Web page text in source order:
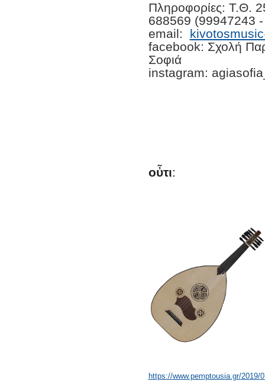
Πληροφορίες: Τ.Θ.
688569 (99947243
email:
facebook: Σχολή
Σοφιά
instagram:
οὖτι:
https://www.pemptousia.gr/2019/